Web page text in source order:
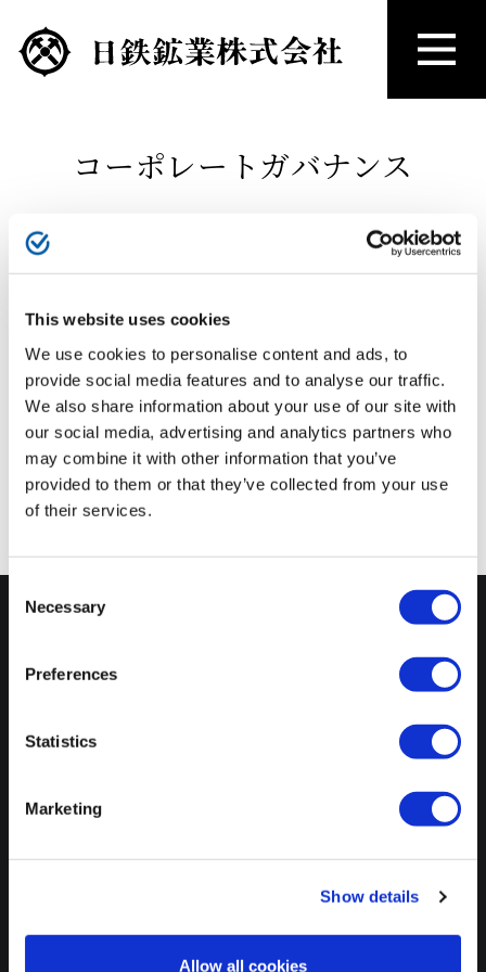
This website uses cookies
We use cookies to personalise content and ads, to
provide social media features and to analyse our traffic.
We also share information about your use of our site with
our social media, advertising and analytics partners who
may combine it with other information that you’ve
provided to them or that they’ve collected from your use
of their services.
Selection
Necessary
Preferences
Statistics
Marketing
Show details
Allow all cookies
コーポレートガバナンス
当社のコーポレートガバナンスに関する
基本的な考え方について掲載していま
内部統制システム
当社の内部統制システムについて掲載し
ています。
HOME
日鉄鉱業について
会社情報
事業案内
投資家情報
サステナビリティ